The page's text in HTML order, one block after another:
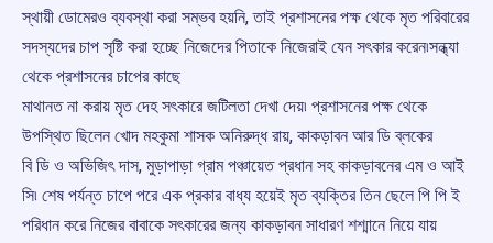
স্থায়ী ডোমেরও ব্যবস্থা করা সম্ভব হয়নি, তাই প্রশাসনের পক্ষ থেকে মৃত পরিবারের
সদস্যদের চাপ সৃষ্টি করা হচ্ছে নিজেদের পিতাকে নিজেরাই যেন সৎকার করেন৷সন্ধ্যা
থেকে প্রশাসনের চাপের কাছে
মাথানত না করায় মৃত দেহ সৎকারে জটিলতা দেখা দেয়৷ প্রশাসনের পক্ষ থেকে
উপস্থিত ছিলেন খোদ মহকুমা শাসক অনিরুদ্ধ রায়, কাকড়াবন আর ডি ব্লকের
বি ডি ও অভিজিৎ দাস, মুড়াপাড়া গ্রাম পঞ্চায়েত প্রধান সহ কাকড়াবনের এম ও আই
সি৷ শেষ পর্যন্ত চাপে পরে এক প্রকার বাধ্য হয়েই মৃত ব্যক্তির তিন ছেলে পি পি ই
পরিধান করে নিজের বাবাকে সৎকারের জন্য কাকড়াবন সাধারণ শশ্মানে নিয়ে যায়